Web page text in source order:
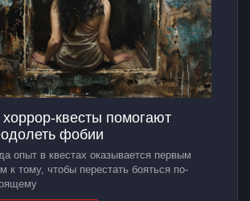
хоррор-квесты помогают
фобии
опыт в квестах оказывается первым
к тому, чтобы перестать бояться по-